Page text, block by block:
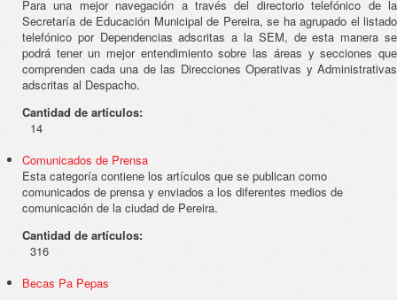
Para una mejor navegación a través del directorio telefónico de la
Secretaría de Educación Municipal de Pereira, se ha agrupado el listado
telefónico por Dependencias adscritas a la SEM, de esta manera se
podrá tener un mejor entendimiento sobre las áreas y secciones que
comprenden cada una de las Direcciones Operativas y Administrativas
adscritas al Despacho.
Cantidad de artículos:
14
Comunicados de Prensa
Esta categoría contiene los artículos que se publican como
comunicados de prensa y enviados a los diferentes medios de
comunicación de la ciudad de Pereira.
Cantidad de artículos:
316
Becas Pa Pepas